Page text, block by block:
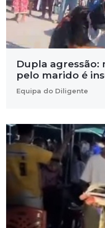
Dupla agressão:
pelo marido é
Equipa do Diligente